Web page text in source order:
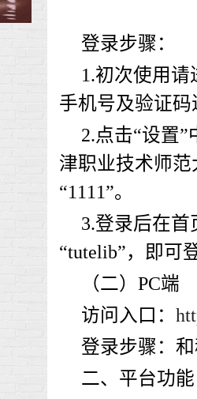
登录步骤：
1.初次使用请
手机号及验证
2.点击“设置
津职业技术师
“1111”。
3.登录后在
“tutelib”，即可
（二） PC端
访问入口：
登录步骤：
二、平台功能